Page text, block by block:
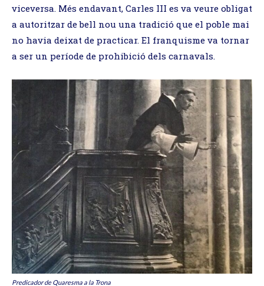
viceversa. Més endavant, Carles III es va veure obligat
a autoritzar de bell nou una tradició que el poble mai
no havia deixat de practicar. El franquisme va tornar
a ser un període de prohibició dels carnavals.
Predicador de Quaresma a la Trona